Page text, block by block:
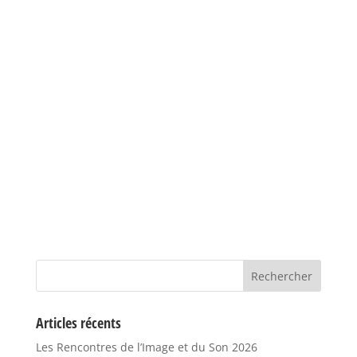
Articles récents
Les Rencontres de l’Image et du Son 2026